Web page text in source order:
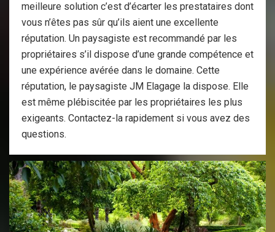
meilleure solution c’est d’écarter les prestataires dont
vous n’êtes pas sûr qu’ils aient une excellente
réputation. Un paysagiste est recommandé par les
propriétaires s’il dispose d’une grande compétence et
une expérience avérée dans le domaine. Cette
réputation, le paysagiste JM Elagage la dispose. Elle
est même plébiscitée par les propriétaires les plus
exigeants. Contactez-la rapidement si vous avez des
questions.